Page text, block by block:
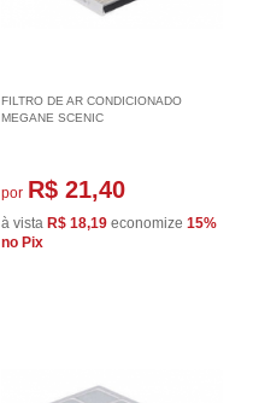
FILTRO DE AR CONDICIONADO
MEGANE SCENIC
por R$ 21,40
à vista R$ 18,19 economize 15%
no Pix